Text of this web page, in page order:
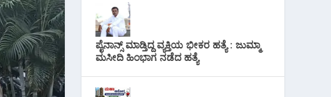
ಪೈನಾನ್ಸ್ ಮಾಡ್ತಿದ್ದ ವ್ಯಕ್ತಿಯ ಭೀಕರ‌ ಹತ್ಯೆ : ಜುಮ್ಮಾ
ಮಸೀದಿ ಹಿಂಭಾಗ ನಡೆದ ಹತ್ಯೆ